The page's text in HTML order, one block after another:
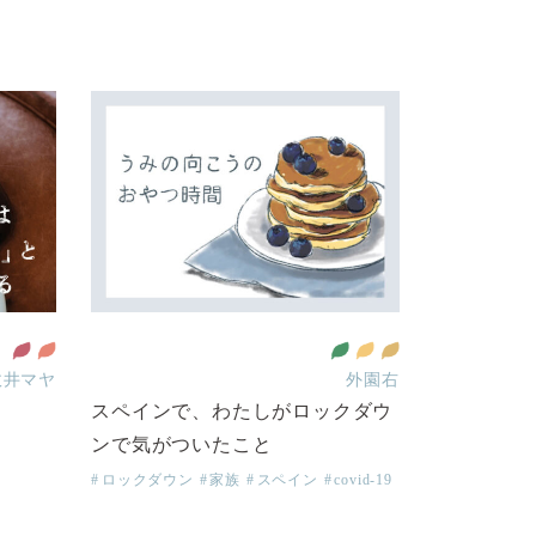
マヤ 外園右
スペインで、わたしがロックダウ
ンで気がついたこと
ロックダウン 家族 スペイン covid-19